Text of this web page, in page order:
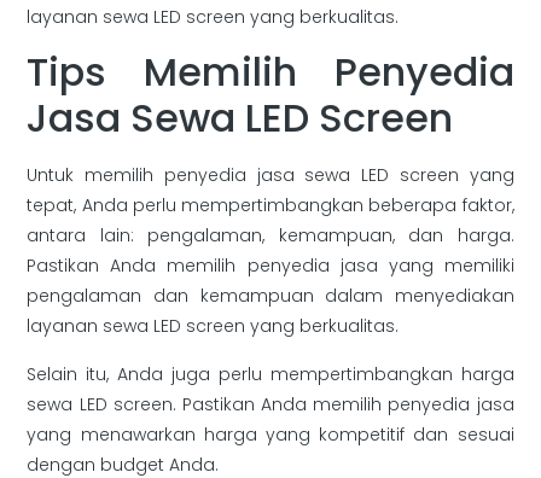
layanan sewa LED screen yang berkualitas.
Tips Memilih Penyedia
Jasa Sewa LED Screen
Untuk memilih penyedia jasa sewa LED screen yang
tepat, Anda perlu mempertimbangkan beberapa faktor,
antara lain: pengalaman, kemampuan, dan harga.
Pastikan Anda memilih penyedia jasa yang memiliki
pengalaman dan kemampuan dalam menyediakan
layanan sewa LED screen yang berkualitas.
Selain itu, Anda juga perlu mempertimbangkan harga
sewa LED screen. Pastikan Anda memilih penyedia jasa
yang menawarkan harga yang kompetitif dan sesuai
dengan budget Anda.